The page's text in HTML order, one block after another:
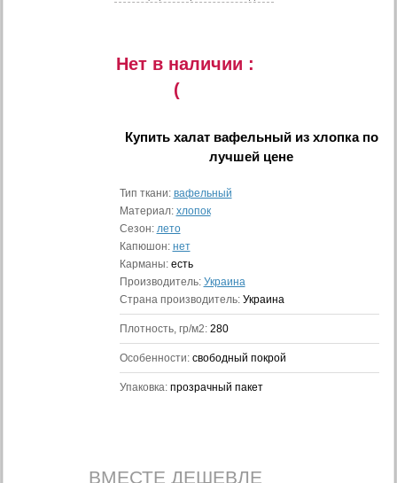
Нет в наличии :
(
Купить халат вафельный из хлопкапо
лучшей цене
Тип ткани: вафельный
Материал: хлопок
Сезон: лето
Капюшон: нет
Карманы: есть
Производитель: Украина
Страна производитель: Украина
Плотность, гр/м2: 280
Особенности: свободный покрой
Упаковка: прозрачный пакет
ВМЕСТЕ ДЕШЕВЛЕ